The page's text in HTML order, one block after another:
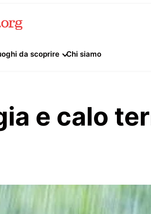
da scoprire Chi siamo
e calo